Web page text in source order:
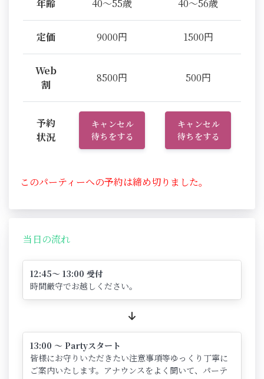
年齢 40～55歳 40～56歳
定価 9000円 1500円
Web
割
8500円 500円
予約
状況
キャンセル
待ちをする
キャンセル
待ちをする
このパーティーへの予約は締め切りました。
当日の流れ
12:45～ 13:00 受付
時間厳守でお越しください。
13:00 ～ Partyスタート
皆様にお守りいただきたい注意事項等ゆっくり丁寧に
ご案内いたします。アナウンスをよく聞いて、パーテ